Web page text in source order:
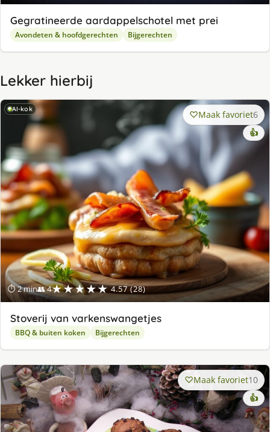
Gegratineerde aardappelschotel met prei
Avondeten & hoofdgerechten Bijgerechten
Lekker hierbij
AI-kok
⏱ 2 min👥 4★★★★★ 4.57 (28)
Maak favoriet6
👍
Stoverij van varkenswangetjes
BBQ & buiten koken Bijgerechten
Maak favoriet10
👍